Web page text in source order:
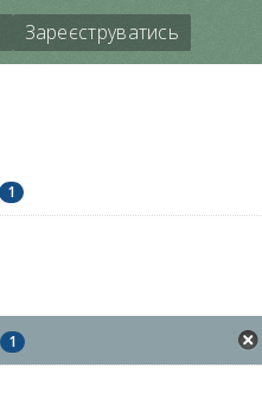
Зареєструватись
1
1